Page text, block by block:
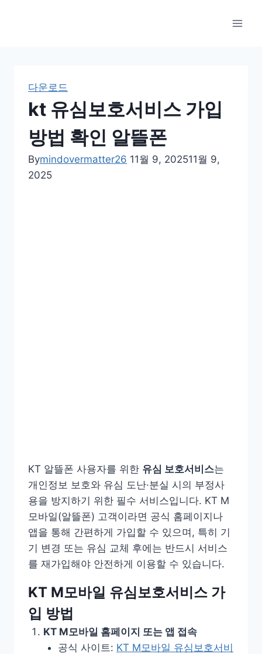
다운로드
kt 유심보호서비스 가입
방법 확인 알뜰폰
Bymindovermatter26 11월 9, 202511월 9,
2025
KT 알뜰폰 사용자를 위한 유심 보호서비스는
개인정보 보호와 유심 도난·분실 시의 부정사
용을 방지하기 위한 필수 서비스입니다. KT M
모바일(알뜰폰) 고객이라면 공식 홈페이지나
앱을 통해 간편하게 가입할 수 있으며, 특히 기
기 변경 또는 유심 교체 후에는 반드시 서비스
를 재가입해야 안전하게 이용할 수 있습니다.
KT M모바일 유심보호서비스 가
입 방법
KT M모바일 홈페이지 또는 앱 접속
공식 사이트: KT M모바일 유심보호서비